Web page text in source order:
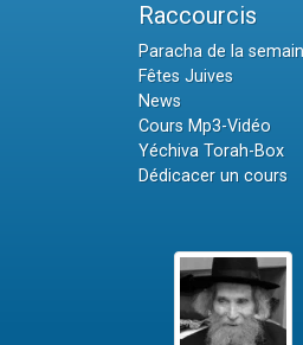
Raccourcis
Paracha de la
Fêtes Juives
News
Cours Mp3-Vidéo
Yéchiva Torah-Box
Dédicacer un cours